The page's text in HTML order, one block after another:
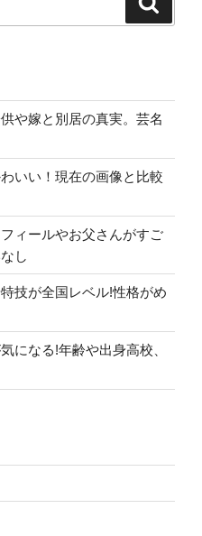
や嫁と別居の真実。芸名
いい！現在の画像と比較
ィールやお父さんがすご
し
技が全国レベル!性格がめ
になる!年齢や出身高校、